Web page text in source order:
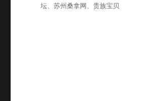
坛、苏州桑拿网、贵族宝贝